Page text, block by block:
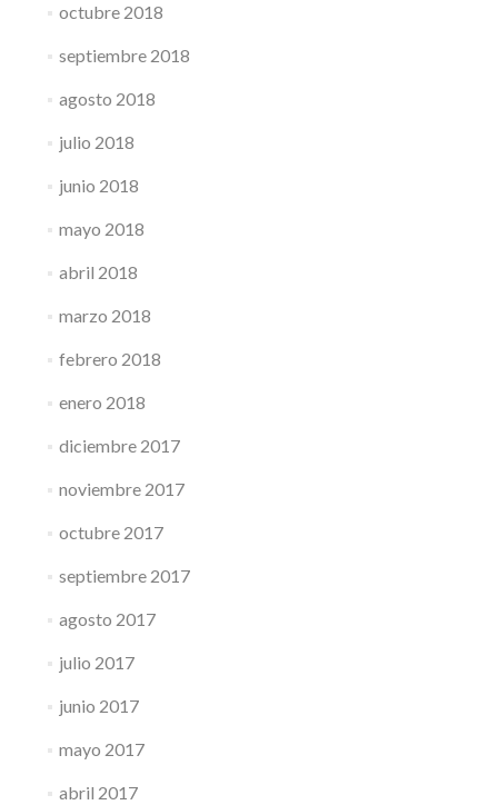
octubre 2018
septiembre 2018
agosto 2018
julio 2018
junio 2018
mayo 2018
abril 2018
marzo 2018
febrero 2018
enero 2018
diciembre 2017
noviembre 2017
octubre 2017
septiembre 2017
agosto 2017
julio 2017
junio 2017
mayo 2017
abril 2017